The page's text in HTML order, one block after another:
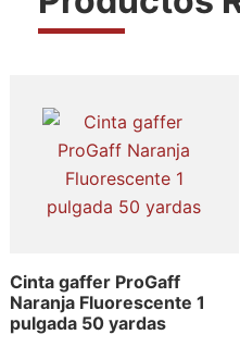
Cinta gaffer ProGaff
Naranja Fluorescente 1
pulgada 50 yardas